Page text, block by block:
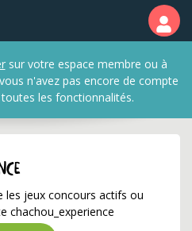
✅
sur votre espace membre ou à
n'avez pas encore de compte
les fonctionnalités.
les jeux concours actifs ou
chachou_experience